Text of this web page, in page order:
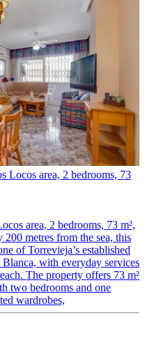
Locos area, 2 bedrooms, 73
area, 2 bedrooms, 73 m²,
metres from the sea, this
of Torrevieja’s established
with everyday services
The property offers 73 m²
two bedrooms and one
wardrobes,